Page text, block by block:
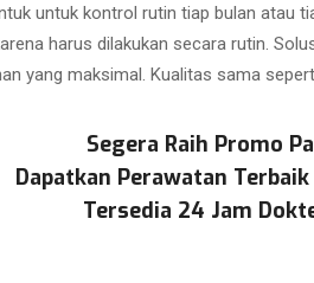
untuk kontrol rutin tiap bulan atau
harus dilakukan secara rutin.
yang maksimal. Kualitas sama
Segera Raih Promo
Dapatkan Perawatan
Tersedia 24 Jam